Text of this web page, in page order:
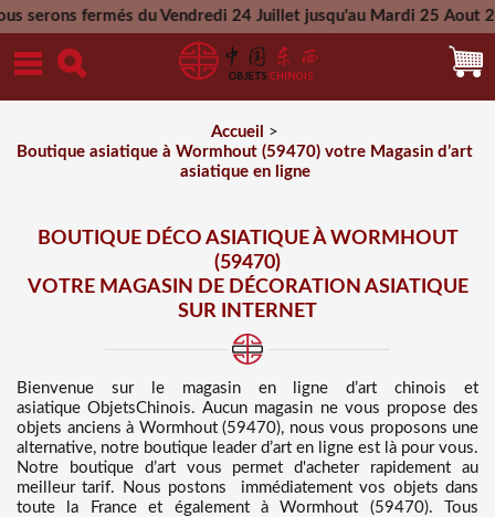
du Vendredi 24 Juillet jusqu'au Mardi 25 Aout 2026 -
Mercredi 26 Aout 2026
Accueil
>
Boutique asiatique à Wormhout (59470) votre Magasin d’art
asiatique en ligne
BOUTIQUE DÉCO ASIATIQUE À WORMHOUT
(59470)
VOTRE MAGASIN DE DÉCORATION ASIATIQUE
SUR INTERNET
Bienvenue sur
le magasin en ligne d’art chinois et
asiatiqueObjetsChinois. Aucun magasin ne vous propose des
objets anciens à Wormhout (59470), nous vous proposons une
alternative, notre boutique leader d’art en ligne est là pour vous.
Notre boutique d’art vous permet d'acheter rapidement au
meilleur tarif. Nous postons immédiatement vos objets dans
toute la France et également à Wormhout (59470). Tous